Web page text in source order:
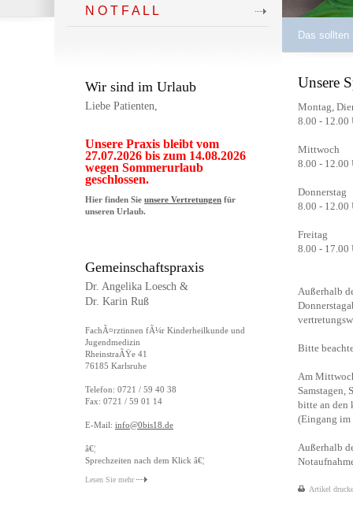
N O T F A L L
Wir sind im Urlaub
Liebe Patienten,
Unsere Praxis bleibt vom
27.07.2026 bis zum 14.08.2026
wegen Sommerurlaub
geschlossen.
Hier finden Sie unsere Vertretungen für
unseren Urlaub.
Gemeinschaftspraxis
Dr. Angelika Loesch &
Dr. Karin Ruß
FachÃ¤rztinnen fÃ¼r Kinderheilkunde und
Jugendmedizin
RheinstraÃŸe 41
76185 Karlsruhe
Telefon: 0721 / 59 40 38
Fax: 0721 / 59 01 14
E-Mail: info@0bis18.de
â€¦
Sprechzeiten nach dem Klick â€¦
Lesen Sie mehr
Das sollten
Unsere
Montag,
8.00 - 12.00
Mittwoch
8.00 - 12.00
Donnerstag
8.00 - 12.00
Freitag
8.00 - 17.00
Außerhalb
Bitte
Am
Samstagen,
bitte an den
(Eingang im
Außerhalb
Artikel